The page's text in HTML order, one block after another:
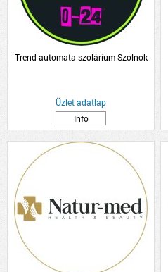
Trend automata szolárium Szolnok
Üzlet adatlap
Info